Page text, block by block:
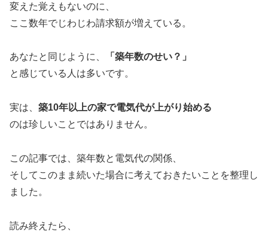
変えた覚えもないのに、
ここ数年でじわじわ請求額が増えている。
あなたと同じように、
「築年数のせい？」
と感じている人は多いです。
実は、 築10年以上の家で電気代が上がり始める
のは珍しいことではありません。
この記事では、築年数と電気代の関係、
そしてこのまま続いた場合に考えておきたいことを整理し
ました。
読み終えたら、